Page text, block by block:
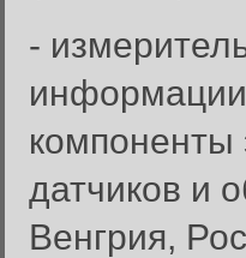
-
информации
компоненты
датчиков и
Венгрия,